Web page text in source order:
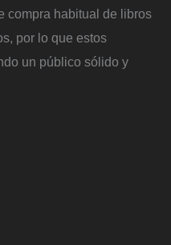
compra habitual de libros
por lo que estos
un público sólido y